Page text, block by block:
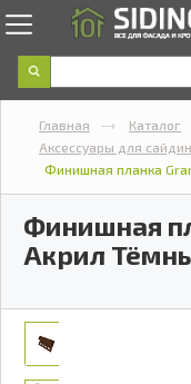
Главная Каталог
Аксессуары для
Финишная планка
Финишная
Акрил